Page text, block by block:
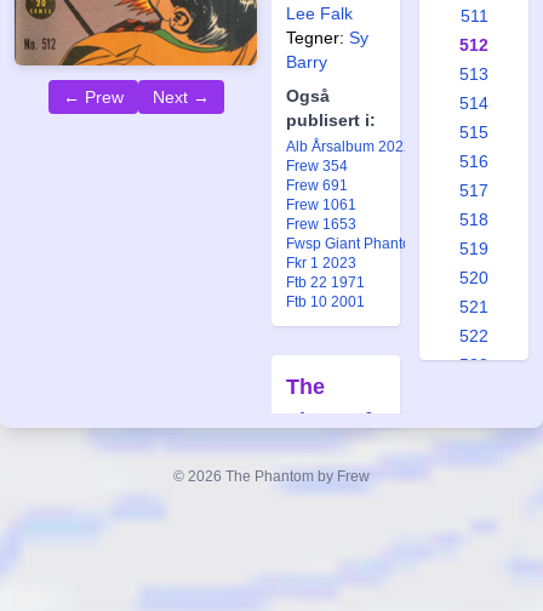
← Prew Next →
Lee Falk
Tegner: Sy
Barry
Også
publisert i:
Alb Årsalbum 2022
Frew 354
Frew 691
Frew 1061
Frew 1653
Fwsp Giant Phantom 22
Fkr 1 2023
Ftb 22 1971
Ftb 10 2001
The
Lions of
Kukhan
Forfatter:
511
512
513
514
515
516
517
518
519
520
521
522
523
© 2026 The Phantom by Frew